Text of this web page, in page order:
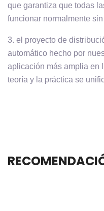
que garantiza que todas
funcionar normalmente
3. el proyecto de
automático hecho por
aplicación más amplia en
teoría y la práctica se